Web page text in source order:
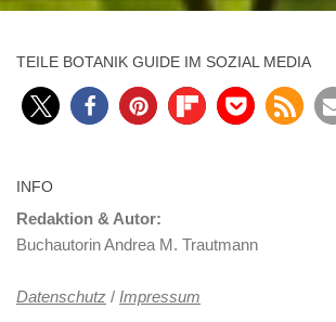
TEILE BOTANIK GUIDE IM SOZIAL MEDIA
INFO
Redaktion & Autor:
Buchautorin Andrea M. Trautmann
Datenschutz / Impressum